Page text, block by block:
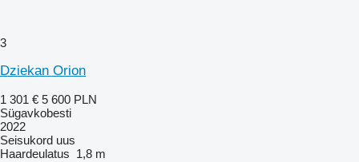
3
Dziekan Orion
1 301 € 5 600 PLN
Sügavkobesti
2022
Seisukord uus
Haardeulatus 1,8 m